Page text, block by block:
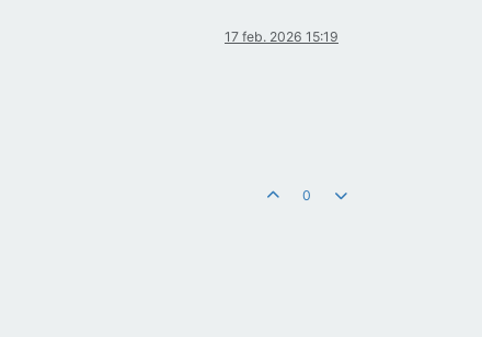
17 feb. 2026 15:19
0